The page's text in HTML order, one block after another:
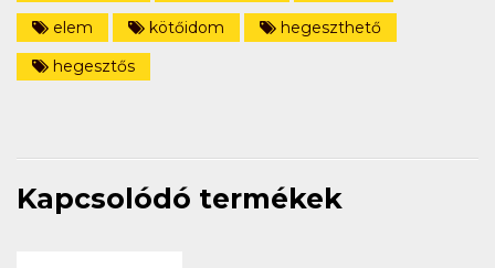
elem
kötőidom
hegeszthető
hegesztős
Kapcsolódó termékek